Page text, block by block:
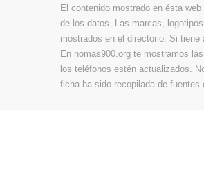
El contenido mostrado en ésta
de los datos. Las marcas,
mostrados en el directorio. Si
En nomas900.org te mostramos
los teléfonos estén actualizados.
ficha ha sido recopilada de